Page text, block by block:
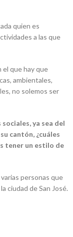
quien es
a las que
el que hay que
ambientales,
no solemos ser
ya sea del
cantón, ¿cuáles
tener un estilo de
personas que
ciudad de San José.